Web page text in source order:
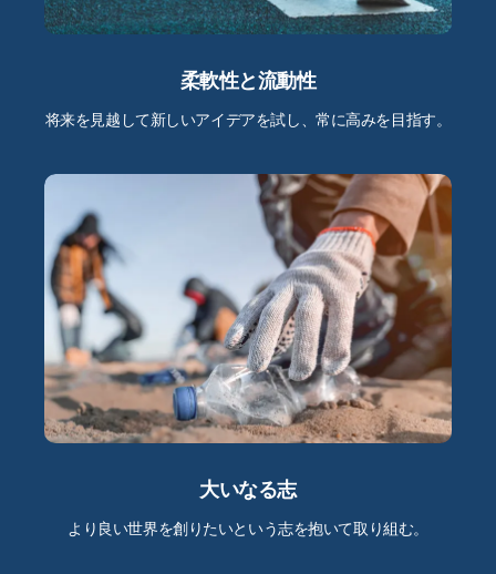
柔軟性と流動性
将来を見越して新しいアイデアを試し、常に高みを目指す。
大いなる志
より良い世界を創りたいという志を抱いて取り組む。